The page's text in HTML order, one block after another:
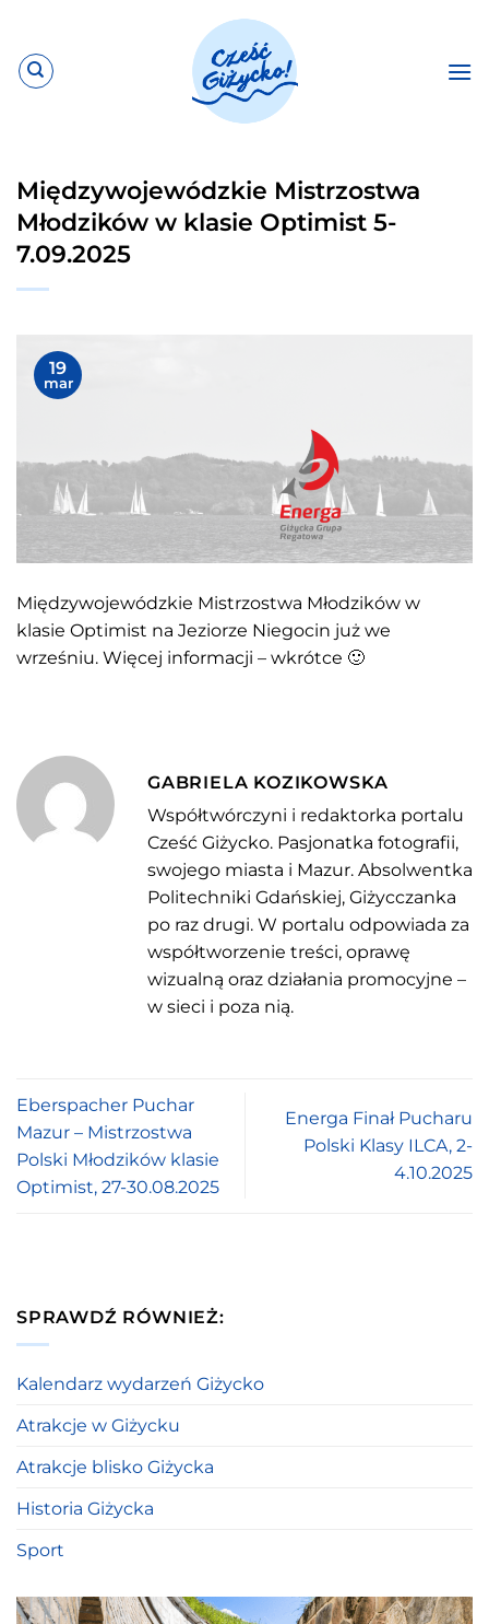
zawartości
Międzywojewódzkie Mistrzostwa
Młodzików w klasie Optimist 5-
7.09.2025
19
mar
Międzywojewódzkie Mistrzostwa Młodzików w
klasie Optimist na Jeziorze Niegocin już we
wrześniu. Więcej informacji – wkrótce 🙂
GABRIELA KOZIKOWSKA
Współtwórczyni i redaktorka portalu
Cześć Giżycko. Pasjonatka fotografii,
swojego miasta i Mazur. Absolwentka
Politechniki Gdańskiej, Giżycczanka
po raz drugi. W portalu odpowiada za
współtworzenie treści, oprawę
wizualną oraz działania promocyjne –
w sieci i poza nią.
Eberspacher Puchar
Mazur – Mistrzostwa
Polski Młodzików klasie
Optimist, 27-30.08.2025
Energa Finał Pucharu
Polski Klasy ILCA, 2-
4.10.2025
SPRAWDŹ RÓWNIEŻ:
Kalendarz wydarzeń Giżycko
Atrakcje w Giżycku
Atrakcje blisko Giżycka
Historia Giżycka
Sport